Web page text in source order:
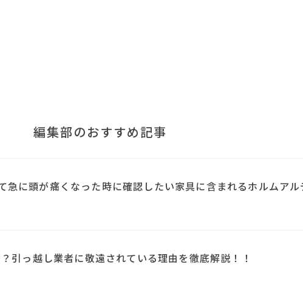
編集部のおすすめ記事
急に頭が痛くなった時に確認したい家具に含まれるホルムア
引っ越し業者に敬遠されている理由を徹底解説！！